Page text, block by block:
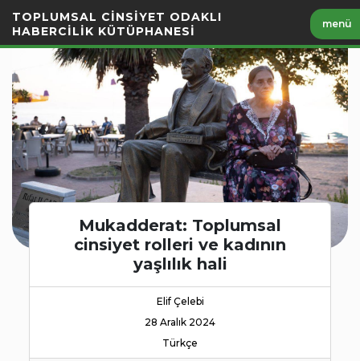
Geç
TOPLUMSAL CİNSİYET ODAKLI
HABERCİLİK KÜTÜPHANESİ
menü
Mukadderat: Toplumsal
cinsiyet rolleri ve kadının
yaşlılık hali
Elif Çelebi
28 Aralık 2024
Türkçe